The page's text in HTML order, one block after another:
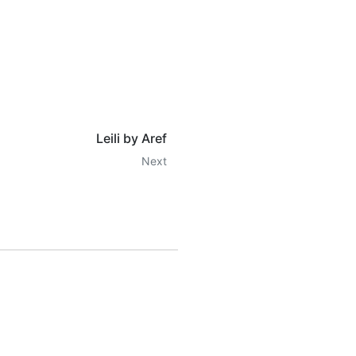
Leili by Aref
Next